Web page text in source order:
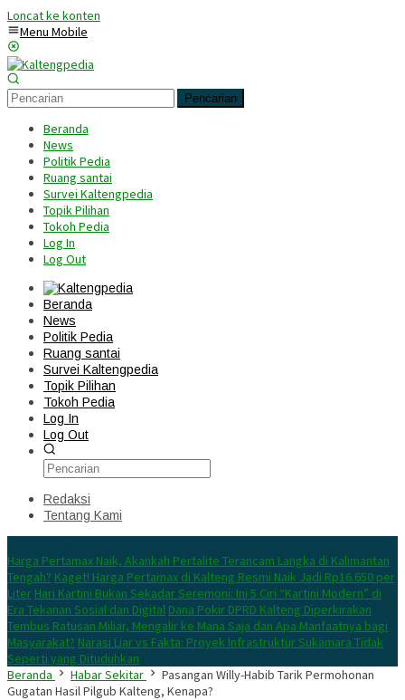
Loncat ke konten
Menu Mobile
Pencarian
Beranda
News
Politik Pedia
Ruang santai
Survei Kaltengpedia
Topik Pilihan
Tokoh Pedia
Log In
Log Out
Beranda
News
Politik Pedia
Ruang santai
Survei Kaltengpedia
Topik Pilihan
Tokoh Pedia
Log In
Log Out
Redaksi
Tentang Kami
Harga Pertamax Naik, Akankah Pertalite Terancam Langka di Kalimantan
Tengah? Kaget! Harga Pertamax di Kalteng Resmi Naik Jadi Rp16.650 per
Liter Hari Kartini Bukan Sekadar Seremoni: Ini 5 Ciri “Kartini Modern” di
Era Tekanan Sosial dan Digital Dana Pokir DPRD Kalteng Diperkirakan
Tembus Ratusan Miliar, Mengalir ke Mana Saja dan Apa Manfaatnya bagi
Masyarakat? Narasi Liar vs Fakta: Proyek Infrastruktur Sukamara Tidak
Seperti yang Dituduhkan
Beranda
Habar Sekitar
Pasangan Willy-Habib Tarik Permohonan
Gugatan Hasil Pilgub Kalteng, Kenapa?